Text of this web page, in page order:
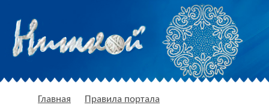
Главная Правила портала